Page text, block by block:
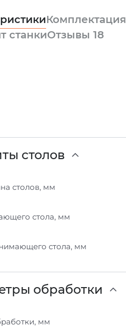
Комплектация
станкиОтзывы 18
столов
столов, мм
стола, мм
стола, мм
обработки
мм